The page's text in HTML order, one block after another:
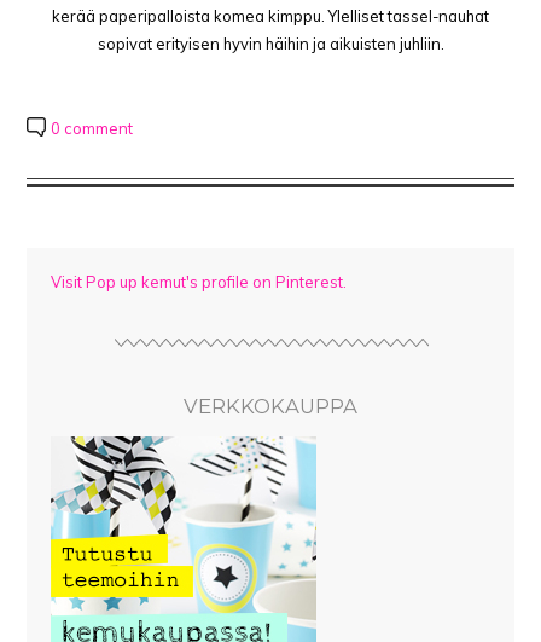
kerää paperipalloista komea kimppu. Ylelliset tassel-nauhat
sopivat erityisen hyvin häihin ja aikuisten juhliin.
0 comment
Visit Pop up kemut's profile on Pinterest.
VERKKOKAUPPA